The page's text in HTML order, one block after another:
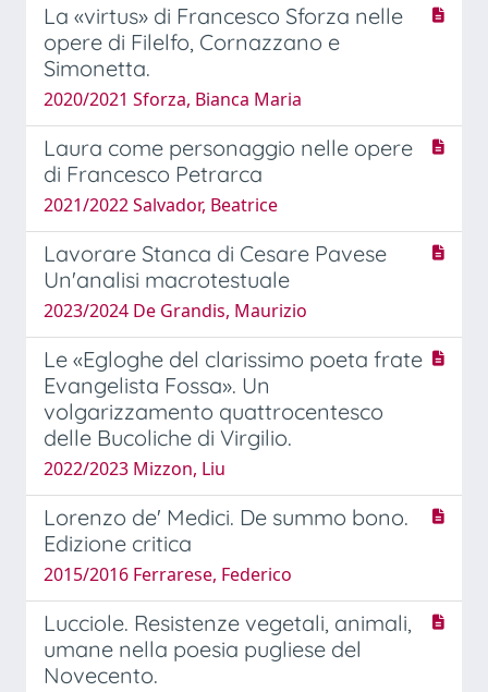
La «virtus» di Francesco Sforza nelle
opere di Filelfo, Cornazzano e
Simonetta.
2020/2021 Sforza, Bianca Maria
Laura come personaggio nelle opere
di Francesco Petrarca
2021/2022 Salvador, Beatrice
Lavorare Stanca di Cesare Pavese
Un'analisi macrotestuale
2023/2024 De Grandis, Maurizio
Le «Egloghe del clarissimo poeta frate
Evangelista Fossa». Un
volgarizzamento quattrocentesco
delle Bucoliche di Virgilio.
2022/2023 Mizzon, Liu
Lorenzo de' Medici. De summo bono.
Edizione critica
2015/2016 Ferrarese, Federico
Lucciole. Resistenze vegetali, animali,
umane nella poesia pugliese del
Novecento.